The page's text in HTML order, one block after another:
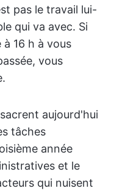
pas le travail lui-
qui va avec. Si
16 h à vous
vous
aujourd'hui
tâches
année
et le
qui nuisent